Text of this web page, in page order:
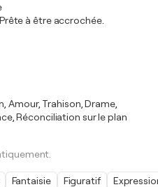
à être accrochée.
Amour, Trahison, Drame,
Réconciliation sur le plan
Fantaisie Figuratif